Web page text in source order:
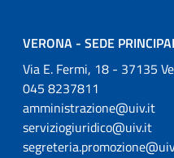
VERONA - SEDE
Via E. Fermi, 18 - 37135
045 8237811
amministrazione@uiv.it
serviziogiuridico@uiv.it